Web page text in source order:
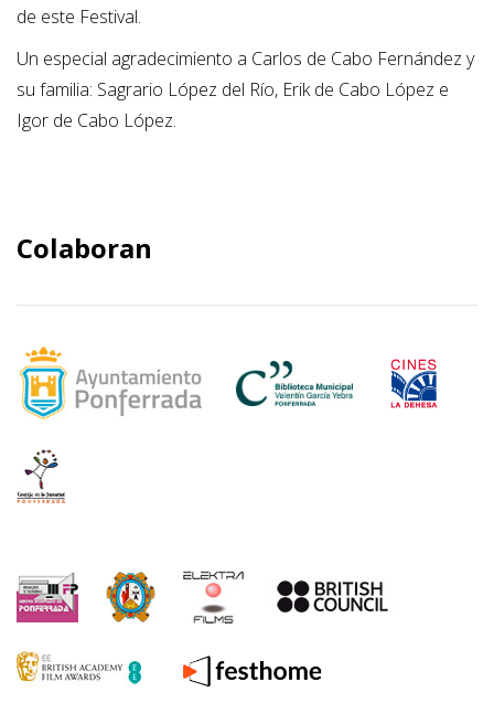
de este Festival.
Un especial agradecimiento a Carlos de Cabo Fernández y
su familia: Sagrario López del Río, Erik de Cabo López e
Igor de Cabo López.
Colaboran